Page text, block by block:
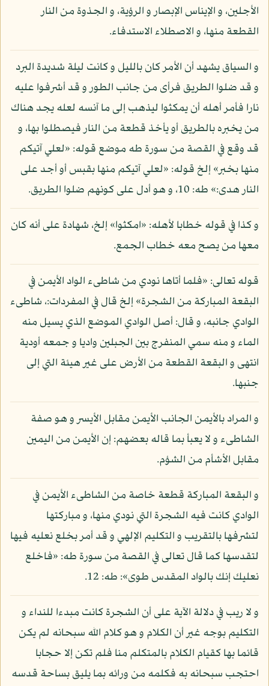
الأجلين، و الإيناس الإبصار و الرؤية، و الجذوة من النار
القطعة منها، و الاصطلاء الاستدفاء.
و السياق يشهد أن الأمر كان بالليل و كانت ليلة شديدة البرد
و قد ضلوا الطريق فرأى من جانب الطور و قد أشرفوا عليه
نارا فأمر أهله أن يمكثوا ليذهب إلى ما آنسه لعله يجد هناك
من يخبره بالطريق أو يأخذ قطعة من النار فيصطلوا بها، و
قد وقع في القصة من سورة طه موضع قوله: «لعلي آتيكم
منها بخبر» إلخ قوله: «لعلي آتيكم منها بقبس أو أجد على
النار هدى:» طه: 10، و هو أدل على كونهم ضلوا الطريق.
و كذا في قوله خطابا لأهله: «امكثوا» إلخ، شهادة على أنه كان
معها من يصح معه خطاب الجمع.
قوله تعالى: «فلما أتاها نودي من شاطىء الواد الأيمن في
البقعة المباركة من الشجرة» إلخ قال في المفردات:، شاطىء
الوادي جانبه، و قال: أصل الوادي الموضع الذي يسيل منه
الماء و منه سمي المنفرج بين الجبلين واديا و جمعه أودية
انتهى و البقعة القطعة من الأرض على غير هيئة التي إلى
جنبها.
و المراد بالأيمن الجانب الأيمن مقابل الأيسر و هو صفة
الشاطىء و لا يعبأ بما قاله بعضهم: إن الأيمن من اليمين
مقابل الأشأم من الشؤم.
و البقعة المباركة قطعة خاصة من الشاطىء الأيمن في
الوادي كانت فيه الشجرة التي نودي منها، و مباركتها
لتشرفها بالتقريب و التكليم الإلهي و قد أمر بخلع نعليه فيها
لتقدسها كما قال تعالى في القصة من سورة طه: «فاخلع
نعليك إنك بالواد المقدس طوى»: طه: 12.
و لا ريب في دلالة الآية على أن الشجرة كانت مبدءا للنداء و
التكليم بوجه غير أن الكلام و هو كلام الله سبحانه لم يكن
قائما بها كقيام الكلام بالمتكلم منا فلم تكن إلا حجابا
احتجب سبحانه به فكلمه من ورائه بما يليق بساحة قدسه